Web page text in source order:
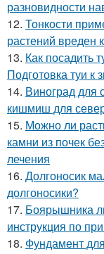
разновидности
12. Тонкости
растений вреден
13. Как посадить
Подготовка туи к
14. Виноград для
кишмиш для
15. Можно ли
камни из почек
лечения
16. Долгоносик
долгоносики?
17. Боярышника
инструкция по
18. Фундамент